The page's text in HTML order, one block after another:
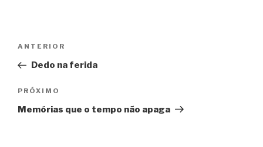
Post
Anterior
ANTERIOR
Dedo na ferida
Próximo
PRÓXIMO
Memórias que o tempo não apaga